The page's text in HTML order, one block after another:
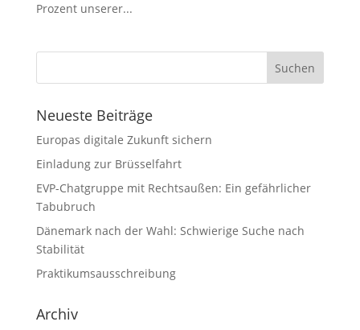
Prozent unserer...
Neueste Beiträge
Europas digitale Zukunft sichern
Einladung zur Brüsselfahrt
EVP-Chatgruppe mit Rechtsaußen: Ein gefährlicher
Tabubruch
Dänemark nach der Wahl: Schwierige Suche nach
Stabilität
Praktikumsausschreibung
Archiv